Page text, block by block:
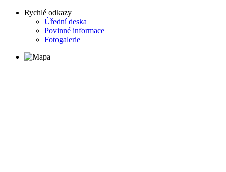
Rychlé odkazy
Úřední deska
Povinné informace
Fotogalerie